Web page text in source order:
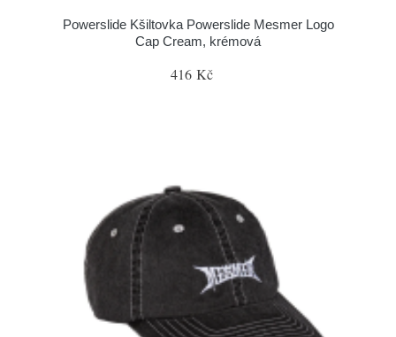
Powerslide Kšiltovka Powerslide Mesmer Logo
Cap Cream, krémová
416 Kč